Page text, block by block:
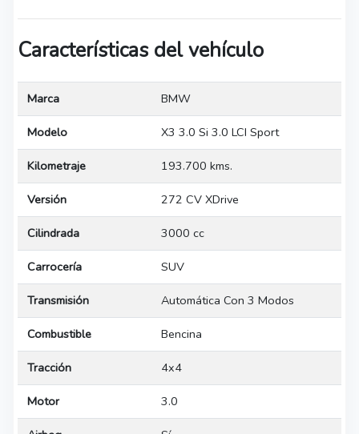
Características del vehículo
Marca BMW
Modelo X3 3.0 Si 3.0 LCI Sport
Kilometraje 193.700 kms.
Versión 272 CV XDrive
Cilindrada 3000 cc
Carrocería SUV
Transmisión Automática Con 3 Modos
Combustible Bencina
Tracción 4x4
Motor 3.0